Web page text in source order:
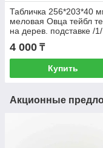
Табличка 256*203*40
меловая Овца тейбл
на дерев. подставке /1/
4 000 ₸
Купить
Акционные